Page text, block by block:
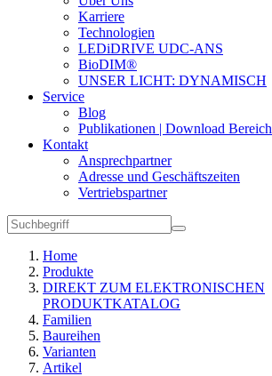
Karriere
Technologien
LEDiDRIVE UDC-ANS
BioDIM®
UNSER LICHT: DYNAMISCH
Service
Blog
Publikationen | Download Bereich
Kontakt
Ansprechpartner
Adresse und Geschäftszeiten
Vertriebspartner
Home
Produkte
DIREKT ZUM ELEKTRONISCHEN
PRODUKTKATALOG
Familien
Baureihen
Varianten
Artikel